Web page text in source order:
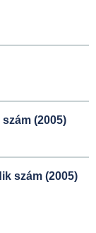
(2005)
szám (2005)